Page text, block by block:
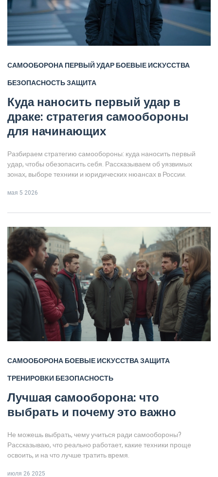
САМООБОРОНАПЕРВЫЙ УДАРБОЕВЫЕ ИСКУССТВА
БЕЗОПАСНОСТЬЗАЩИТА
Куда наносить первый удар в
драке: стратегия самообороны
для начинающих
Разбираем стратегию самообороны: куда наносить первый
удар, чтобы обезопасить себя. Рассказываем об уязвимых
зонах, выборе техники и юридических нюансах в России.
мая 5 2026
САМООБОРОНАБОЕВЫЕ ИСКУССТВАЗАЩИТА
ТРЕНИРОВКИБЕЗОПАСНОСТЬ
Лучшая самооборона: что
выбрать и почему это важно
Не можешь выбрать, чему учиться ради самообороны?
Рассказываю, что реально работает, какие техники проще
освоить, и на что лучше тратить время.
июля 26 2025